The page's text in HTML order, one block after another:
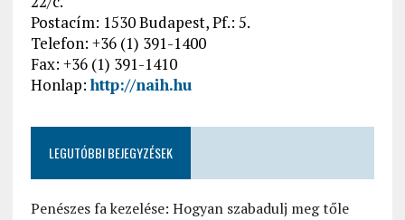
Postacím: 1530 Budapest, Pf.: 5.
Telefon: +36 (1) 391-1400
Fax: +36 (1) 391-1410
Honlap:http://naih.hu
LEGUTÓBBI BEJEGYZÉSEK
Penészes fa kezelése: Hogyan szabadulj meg tőle